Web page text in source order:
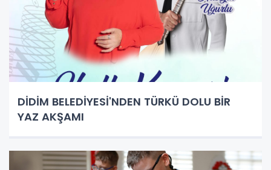
DİDİM BELEDİYESİ'NDEN TÜRKÜ DOLU BİR
YAZ AKŞAMI